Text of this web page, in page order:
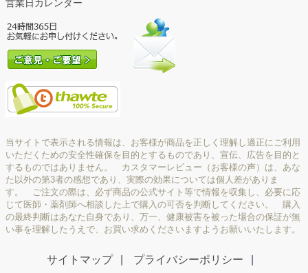
営業日カレンダー
当サイトで表示される情報は、お客様が商品を正しく理解し適正にご利用
いただくための安全性確保を目的とするものであり、宣伝、広告を目的と
するものではありません。 カスタマーレビュー（お客様の声）は、あな
た以外の第3者の感想であり、実際の効果については個人差がありま
す。 ご注文の際は、必ず商品の公式サイト等で情報を収集し、必要に応
じて医師・薬剤師へ相談した上で購入の可否を判断してください。 購入
の最終判断はあなた自身であり、万一、健康被害を被った場合の保証が無
い事を理解したうえで、お買い求めくださいますようお願いいたします。
サイトマップ プライバシーポリシー